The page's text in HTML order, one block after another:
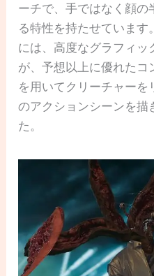
ーチで、手ではなく顔の
る特性を持たせています
には、高度なグラフィッ
が、予想以上に優れたコ
を用いてクリーチャー
のアクションシーンを描
た。